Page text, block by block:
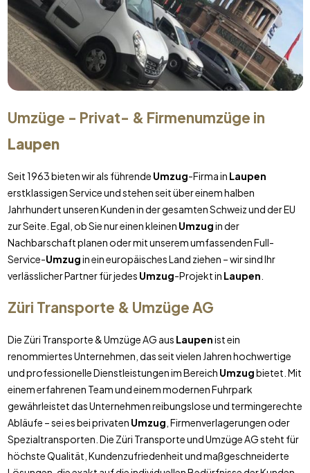
Umzüge - Privat- & Firmenumzüge in
Laupen
Seit 1963 bieten wir als führende Umzug-Firma in Laupen
erstklassigen Service und stehen seit über einem halben
Jahrhundert unseren Kunden in der gesamten Schweiz und der EU
zur Seite. Egal, ob Sie nur einen kleinen Umzugin der
Nachbarschaft planen oder mit unserem umfassenden Full-
Service-Umzugin ein europäisches Land ziehen – wir sind Ihr
verlässlicher Partner für jedes Umzug-Projekt in Laupen
Züri Transporte & Umzüge AG
Die Züri Transporte & Umzüge AG aus Laupenist ein
renommiertes Unternehmen, das seit vielen Jahren hochwertige
und professionelle Dienstleistungen im Bereich Umzugbietet. Mit
einem erfahrenen Team und einem modernen Fuhrpark
gewährleistet das Unternehmen reibungslose und termingerechte
Abläufe – sei es bei privaten Umzug , Firmenverlagerungen oder
Spezialtransporten. Die Züri Transporte und Umzüge AG steht für
höchste Qualität, Kundenzufriedenheit und maßgeschneiderte